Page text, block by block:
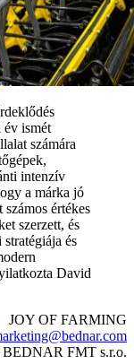
év ismét
számára
intenzív
a márka jó
értékes
szerzett, és
és
David
JOY OF FARMING
BEDNAR FMT s.r.o.